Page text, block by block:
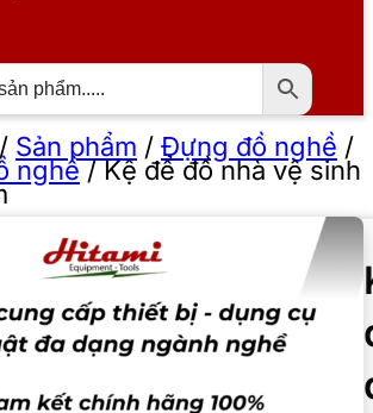
/ Sản phẩm / Đựng đồ nghề /
nghề/Kệ để đồ nhà vệ sinh